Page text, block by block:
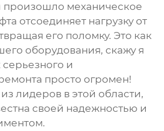
произошло механическое
отсоединяет нагрузку от
его поломку. Это как
оборудования, скажу я
и
просто огромен!
лидеров в этой области,
своей надежностью и